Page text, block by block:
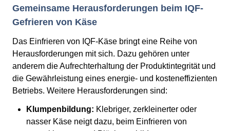
Gemeinsame Herausforderungen beim IQF-
Gefrieren von Käse
Das Einfrieren von IQF-Käse bringt eine Reihe von
Herausforderungen mit sich. Dazu gehören unter
anderem die Aufrechterhaltung der Produktintegrität und
die Gewährleistung eines energie- und kosteneffizienten
Betriebs. Weitere Herausforderungen sind:
Klumpenbildung: Klebriger, zerkleinerter oder
nasser Käse neigt dazu, beim Einfrieren von